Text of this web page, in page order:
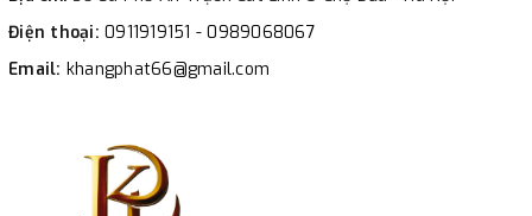
Điện thoại: 0911919151 - 0989068067
Email: khangphat66@gmail.com